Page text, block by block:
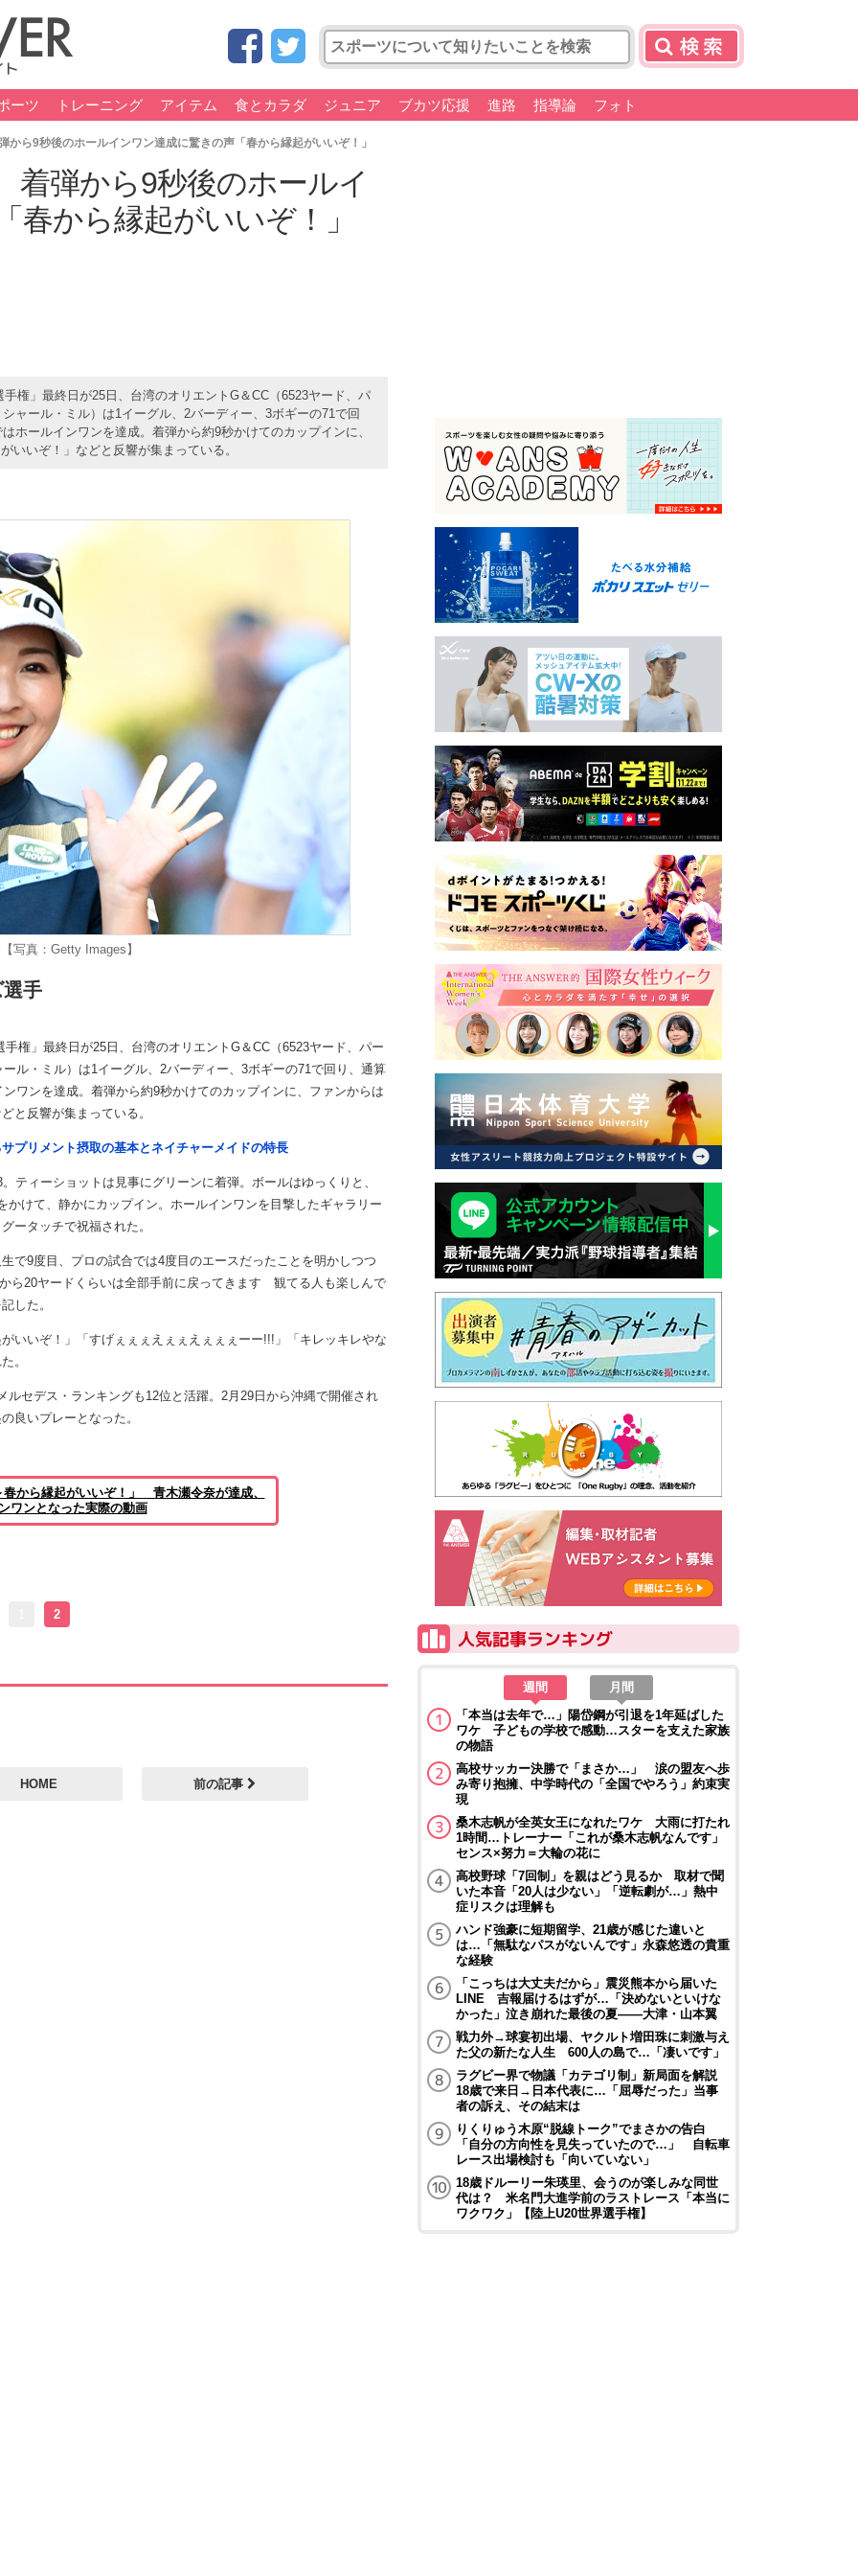
ーツ トレーニング アイテム 食とカラダ ジュニア ブカツ応援 進路 指導論 フォト
から9秒後のホールインワン達成に驚きの声「春から縁起がいいぞ！」
着弾から9秒後のホールイ
春から縁起がいいぞ！」
権」最終日が25日、台湾のオリエントG＆CC（6523ヤード、パ
ャール・ミル）は1イーグル、2バーディー、3ボギーの71で回
ホールインワンを達成。着弾から約9秒かけてのカップインに、
いいぞ！」などと反響が集まっている。
写真：Getty Images】
手
」最終日が25日、台湾のオリエントG＆CC（6523ヤード、パー
ル・ミル）は1イーグル、2バーディー、3ボギーの71で回り、通算
ワンを達成。着弾から約9秒かけてのカップインに、ファンからは
と反響が集まっている。
プリメント摂取の基本とネイチャーメイドの特長
ィーショットは見事にグリーンに着弾。ボールはゆっくりと、
けて、静かにカップイン。ホールインワンを目撃したギャラリー
ータッチで祝福された。
9度目、プロの試合では4度目のエースだったことを明かしつつ
ら20ヤードくらいは全部手前に戻ってきます 観てる人も楽しんで
した。
いぞ！」「すげぇぇぇえぇぇえぇぇぇーー!!!」「キレッキレやな
。
セデス・ランキングも12位と活躍。2月29日から沖縄で開催され
良いプレーとなった。
から縁起がいいぞ！」 青木瀬令奈が達成、
ワンとなった実際の動画
2
HOME 前の記事
週間
月間
「本当は去年で…」陽岱鋼が引退を1年延ばした
ワケ 子どもの学校で感動…スターを支えた家族
の物語
高校サッカー決勝で「まさか…」 涙の盟友へ歩
み寄り抱擁、中学時代の「全国でやろう」約束実
現
桑木志帆が全英女王になれたワケ 大雨に打たれ
1時間…トレーナー「これが桑木志帆なんです」
センス×努力＝大輪の花に
高校野球「7回制」を親はどう見るか 取材で聞
いた本音「20人は少ない」「逆転劇が…」熱中
症リスクは理解も
ハンド強豪に短期留学、21歳が感じた違いと
は…「無駄なパスがないんです」永森悠透の貴重
な経験
「こっちは大丈夫だから」震災熊本から届いた
LINE 吉報届けるはずが…「決めないといけな
かった」泣き崩れた最後の夏――大津・山本翼
戦力外→球宴初出場、ヤクルト増田珠に刺激与え
た父の新たな人生 600人の島で…「凄いです」
ラグビー界で物議「カテゴリ制」新局面を解説
18歳で来日→日本代表に…「屈辱だった」当事
者の訴え、その結末は
りくりゅう木原“脱線トーク”でまさかの告白
「自分の方向性を見失っていたので…」 自転車
レース出場検討も「向いていない」
18歳ドルーリー朱瑛里、会うのが楽しみな同世
代は？ 米名門大進学前のラストレース「本当に
ワクワク」【陸上U20世界選手権】